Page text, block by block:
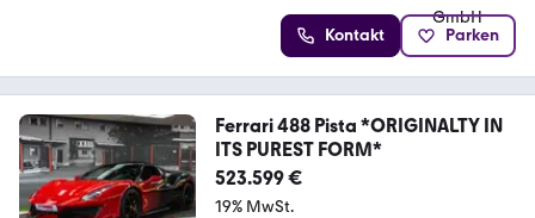
Kontakt Parken
Ferrari 488 Pista *ORIGINALTY IN
ITS PUREST FORM*
523.599 €
19% MwSt.